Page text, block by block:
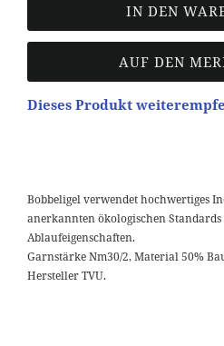
IN DEN
AUF DEN
Dieses Produkt
Bobbeligel verwendet hochwertiges
anerkannten ökologischen
Ablaufeigenschaften.
Garnstärke Nm30/2, Material 50%
Hersteller TVU.